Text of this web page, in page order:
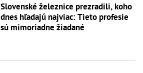
Slovenské železnice prezradili, koho
dnes hľadajú najviac: Tieto profesie
sú mimoriadne žiadané